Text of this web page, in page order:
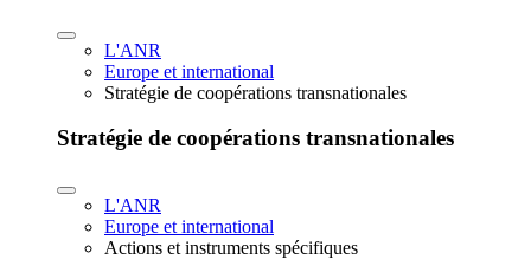
L'ANR
Europe et international
Stratégie de coopérations transnationales
Stratégie de coopérations transnationales
L'ANR
Europe et international
Actions et instruments spécifiques